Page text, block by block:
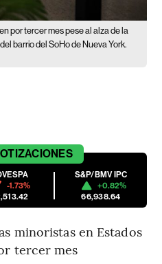
por tercer mes pese al alza de la
barrio del SoHo de Nueva York.
-1.73%
S&P/BMV IPC
+0.82%
66,938.64
minoristas en Estados
tercer mes